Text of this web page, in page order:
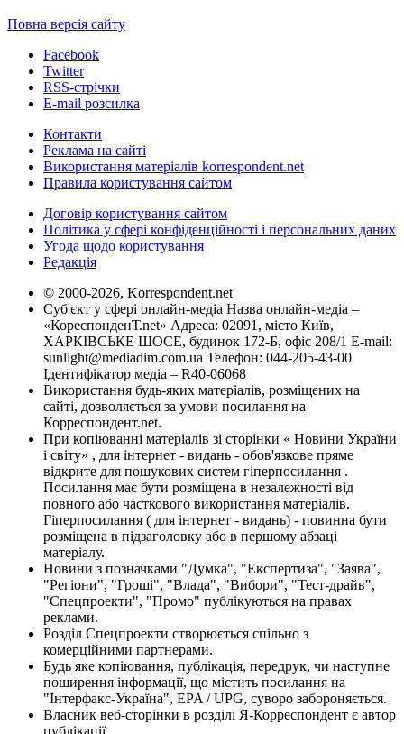
Повна версія сайту
Facebook
Twitter
RSS-стрічки
E-mail розсилка
Контакти
Реклама на сайті
Використання матеріалів korrespondent.net
Правила користування сайтом
Договір користування сайтом
Політика у сфері конфіденційності і персональних даних
Угода щодо користування
Редакція
© 2000-2026, Korrespondent.net
Суб'єкт у сфері онлайн-медіа Назва онлайн-медіа –
«КореспонденТ.net» Адреса: 02091, місто Київ,
ХАРКІВСЬКЕ ШОСЕ, будинок 172-Б, офіс 208/1 E-mail:
sunlight@mediadim.com.ua Телефон: 044-205-43-00
Ідентифікатор медіа – R40-06068
Використання будь-яких матеріалів, розміщених на
сайті, дозволяється за умови посилання на
Корреспондент.net.
При копіюванні матеріалів зі сторінки « Новини України
і світу» , для інтернет - видань - обов'язкове пряме
відкрите для пошукових систем гіперпосилання .
Посилання має бути розміщена в незалежності від
повного або часткового використання матеріалів.
Гіперпосилання ( для інтернет - видань) - повинна бути
розміщена в підзаголовку або в першому абзаці
матеріалу.
Новини з позначками "Думка", "Експертиза", "Заява",
"Регіони", "Гроші", "Влада", "Вибори", "Тест-драйв",
"Спецпроекти", "Промо" публікуються на правах
реклами.
Розділ Спецпроекти створюється спільно з
комерційними партнерами.
Будь яке копіювання, публікація, передрук, чи наступне
поширення інформації, що містить посилання на
"Інтерфакс-Україна", EPA / UPG, суворо забороняється.
Власник веб-сторінки в розділі Я-Корреспондент є автор
публікації.